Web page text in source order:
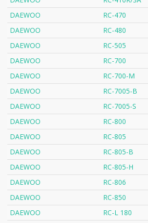
DAEWOO
RC-470
DAEWOO
RC-480
DAEWOO
RC-505
DAEWOO
RC-700
DAEWOO
RC-700-M
DAEWOO
RC-7005-B
DAEWOO
RC-7005-S
DAEWOO
RC-800
DAEWOO
RC-805
DAEWOO
RC-805-B
DAEWOO
RC-805-H
DAEWOO
RC-806
DAEWOO
RC-850
DAEWOO
RC-L 180